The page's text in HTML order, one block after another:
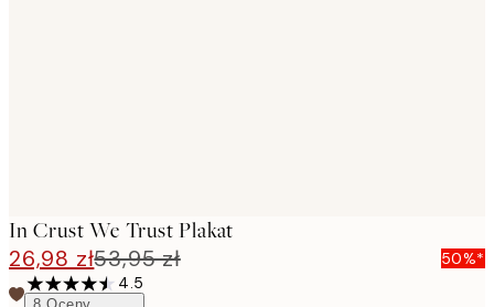
In Crust We Trust Plakat
26,98 zł53,95 zł
50%*
4.5